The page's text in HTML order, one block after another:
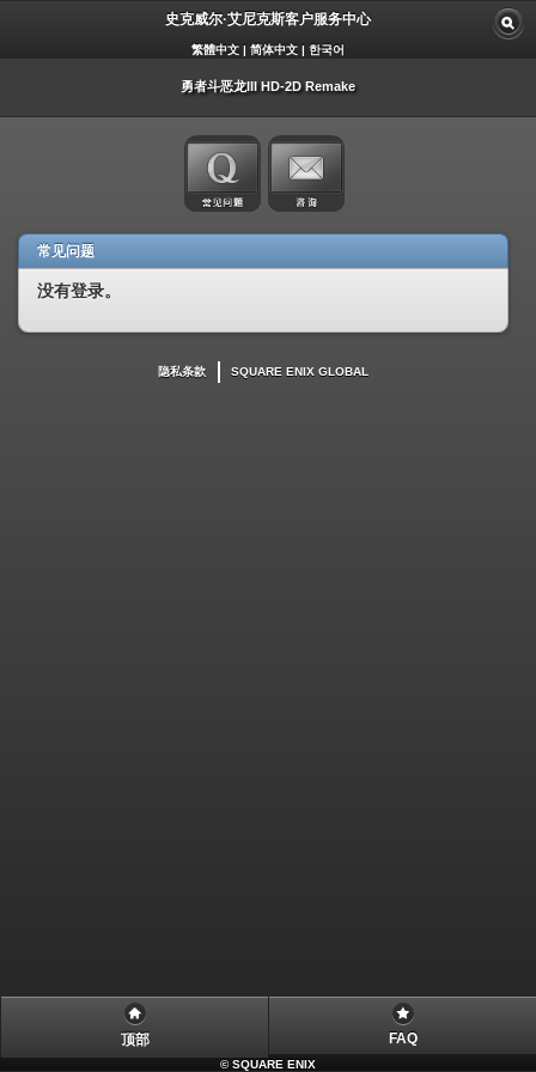
史克威尔·艾尼克斯客户服务中心
繁體中文 | 简体中文 | 한국어
勇者斗恶龙III HD-2D Remake
常见问题
没有登录。
隐私条款 SQUARE ENIX GLOBAL
顶部 FAQ
©SQUARE ENIX